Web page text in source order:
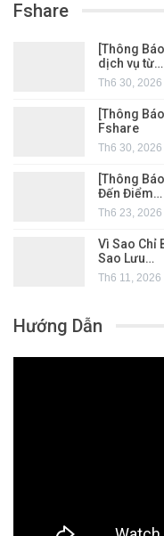
Fshare
[Thông
dịch vụ từ…
Th6 30, 2026
[Thông
Fshare
Th6 30, 2026
[Thông
Đến Điểm…
Th6 23, 2026
Vì Sao Chỉ
Sao Lưu…
Th6 11, 2026
Hướng Dẫn